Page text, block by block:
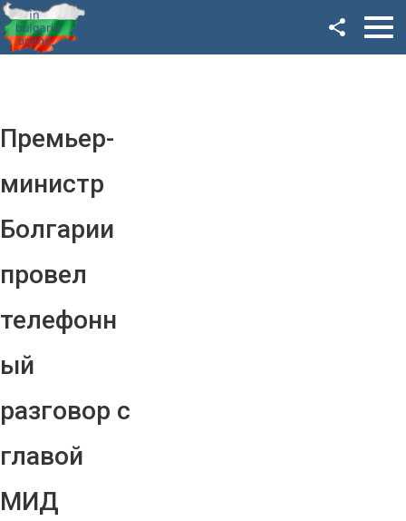
Премьер-
министр
Болгарии
провел
телефонн
ый
разговор с
главой
МИД